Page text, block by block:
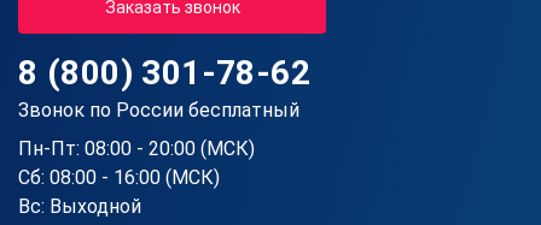
Заказать звонок
8 (800) 301-78-62
Звонок по России бесплатный
Пн-Пт: 08:00 - 20:00 (МСК)
Сб: 08:00 - 16:00 (МСК)
Вс: Выходной